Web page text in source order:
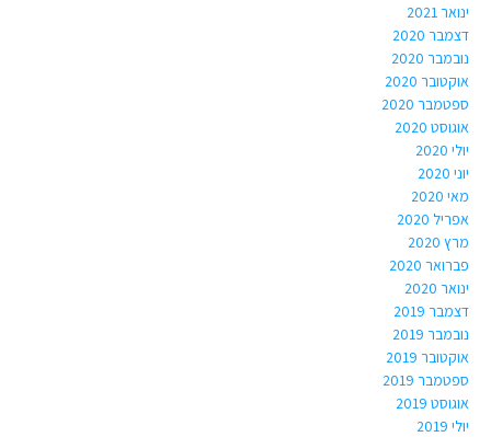
ינואר 2021
דצמבר 2020
נובמבר 2020
אוקטובר 2020
ספטמבר 2020
אוגוסט 2020
יולי 2020
יוני 2020
מאי 2020
אפריל 2020
מרץ 2020
פברואר 2020
ינואר 2020
דצמבר 2019
נובמבר 2019
אוקטובר 2019
ספטמבר 2019
אוגוסט 2019
יולי 2019